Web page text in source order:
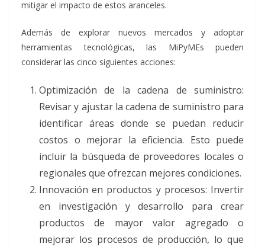
mitigar el impacto de estos aranceles.
Además de explorar nuevos mercados y adoptar
herramientas tecnológicas, las MiPyMEs pueden
considerar las cinco siguientes acciones:
Optimización de la cadena de suministro:
Revisar y ajustar la cadena de suministro para
identificar áreas donde se puedan reducir
costos o mejorar la eficiencia. Esto puede
incluir la búsqueda de proveedores locales o
regionales que ofrezcan mejores condiciones.
Innovación en productos y procesos: Invertir
en investigación y desarrollo para crear
productos de mayor valor agregado o
mejorar los procesos de producción, lo que